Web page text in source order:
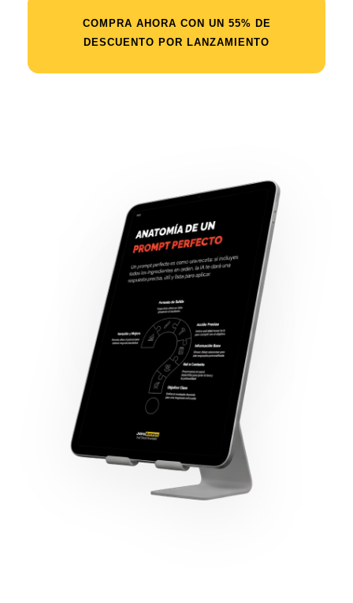
COMPRA AHORA CON UN 55% DE
DESCUENTO POR LANZAMIENTO